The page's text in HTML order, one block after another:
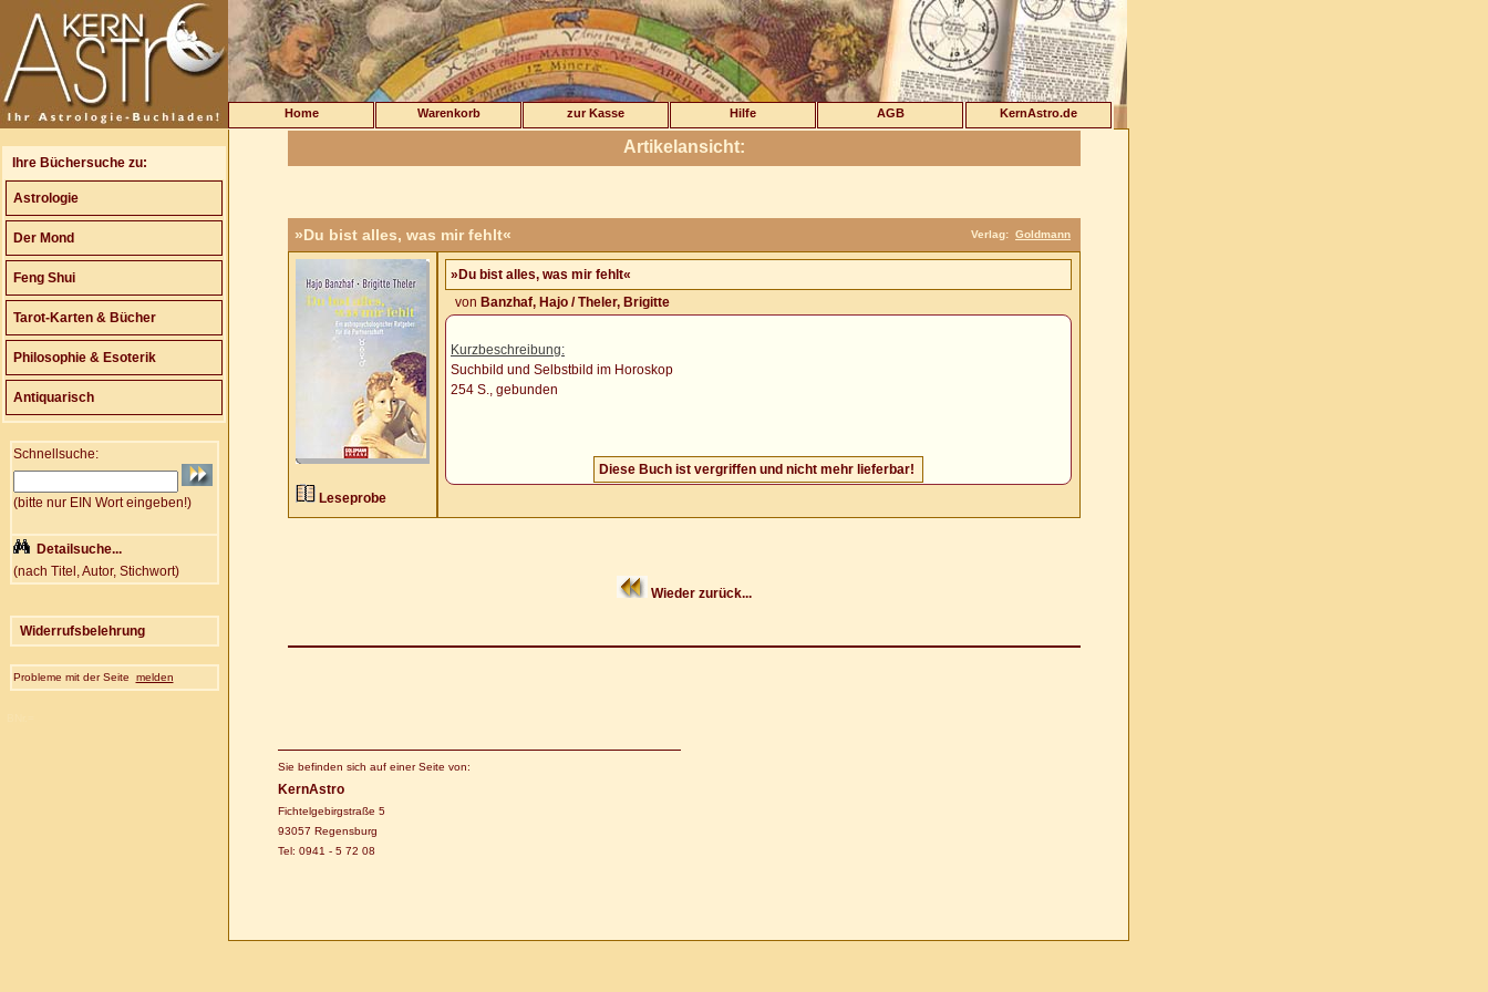
Home Warenkorb zur Kasse Hilfe AGB KernAstro.de
Ihre Büchersuche zu:
Astrologie
Der Mond
Feng Shui
Tarot-Karten & Bücher
Philosophie & Esoterik
Antiquarisch
Schnellsuche:
(bitte nur EIN Wort eingeben!)
Detailsuche...
(nach Titel, Autor, Stichwort)
Widerrufsbelehrung
Probleme mit der Seite melden
Artikelansicht:
»Du bist alles, was mir fehlt« Verlag: Goldmann
Leseprobe
»Du bist alles, was mir fehlt«
von Banzhaf, Hajo / Theler, Brigitte
Kurzbeschreibung:
Suchbild und Selbstbild im Horoskop
254 S., gebunden
Diese Buch ist vergriffen und nicht mehr lieferbar!
Wieder zurück...
Sie befinden sich auf einer Seite von:
KernAstro
Fichtelgebirgstraße 5
93057 Regensburg
Tel: 0941 - 5 72 08